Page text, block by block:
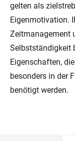
gelten als
Eigenmotivation.
Zeitmanagement
Selbstständigkeit
Eigenschaften,
besonders in der
benötigt werden.